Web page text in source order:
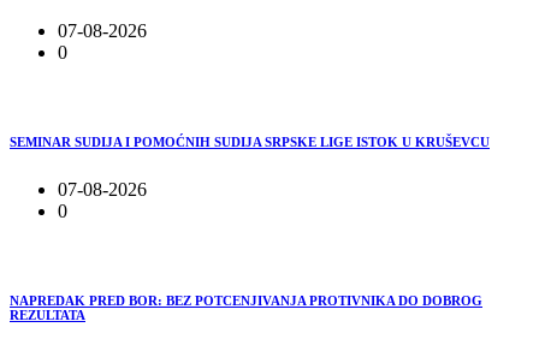
07-08-2026
0
SEMINAR SUDIJA I POMOĆNIH SUDIJA SRPSKE LIGE ISTOK U KRUŠEVCU
07-08-2026
0
NAPREDAK PRED BOR: BEZ POTCENJIVANJA PROTIVNIKA DO DOBROG
REZULTATA